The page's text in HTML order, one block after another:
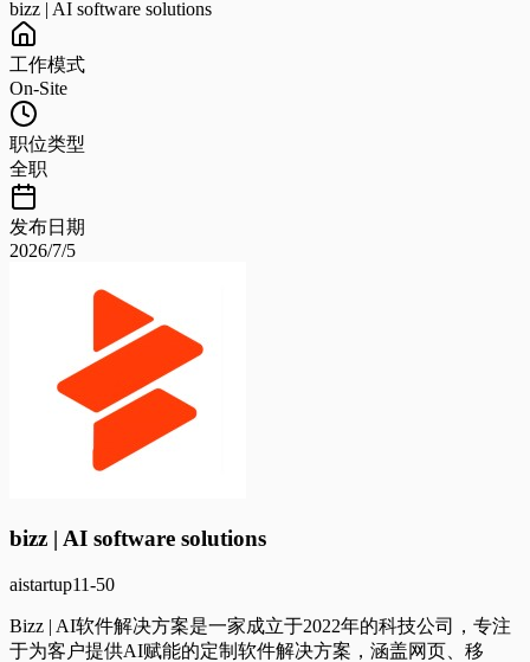
bizz | AI software solutions
工作模式
On-Site
职位类型
全职
发布日期
2026/7/5
bizz | AI software solutions
aistartup11-50
Bizz | AI软件解决方案是一家成立于2022年的科技公司，专注
于为客户提供AI赋能的定制软件解决方案，涵盖网页、移